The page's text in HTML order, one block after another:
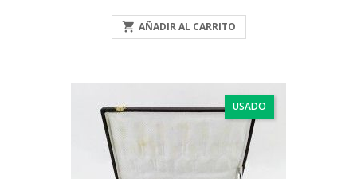
 AÑADIR AL CARRITO
USADO